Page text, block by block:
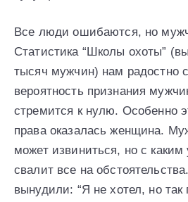
Все люди ошибаются, но
Статистика “Школы охоты”
тысяч мужчин) нам радостно
вероятность признания
стремится к нулю. Особенно
права оказалась женщина.
может извиниться, но с
свалит все на
вынудили: “Я не хотел, но